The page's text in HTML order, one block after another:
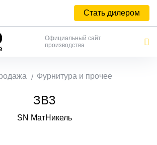
Стать дилером
Официальный сайт
производства
Фурнитура и прочее
ЗВ3
SN МатНикель